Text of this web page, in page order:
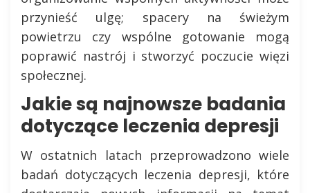
przynieść ulgę; spacery na świeżym
powietrzu czy wspólne gotowanie mogą
poprawić nastrój i stworzyć poczucie więzi
społecznej.
Jakie są najnowsze badania
dotyczące leczenia depresji
W ostatnich latach przeprowadzono wiele
badań dotyczących leczenia depresji, które